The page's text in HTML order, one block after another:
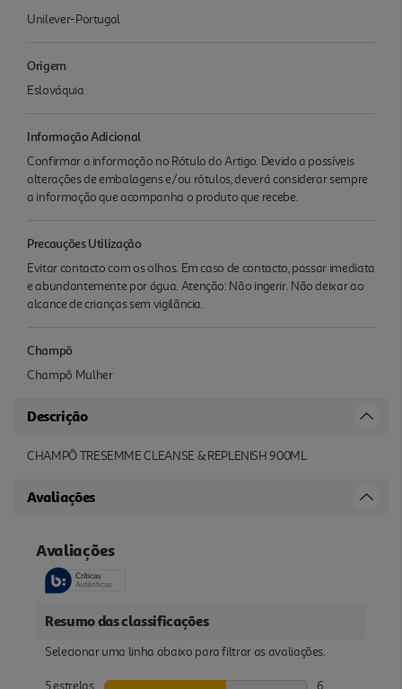
Unilever-Portugal
Origem
Eslováquia
Informação Adicional
Confirmar a informação no Rótulo do Artigo. Devido a possíveis
alterações de embalagens e/ou rótulos, deverá considerar sempre
a informação que acompanha o produto que recebe.
Precauções Utilização
Evitar contacto com os olhos. Em caso de contacto, passar imediata
e abundantemente por água. Atenção: Não ingerir. Não deixar ao
alcance de crianças sem vigilância.
Champô
Champô Mulher
Descrição
CHAMPÔ TRESEMME CLEANSE & REPLENISH 900ML
Avaliações